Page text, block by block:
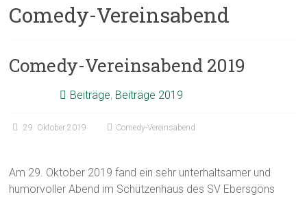
Comedy-Vereinsabend
Comedy-Vereinsabend 2019
Beiträge, Beiträge 2019
29. Oktober 2019 Comedy-Vereinsabend
Am 29. Oktober 2019 fand ein sehr unterhaltsamer und
humorvoller Abend im Schützenhaus des SV Ebersgöns